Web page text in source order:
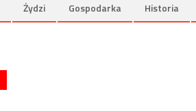
Żydzi Gospodarka Historia